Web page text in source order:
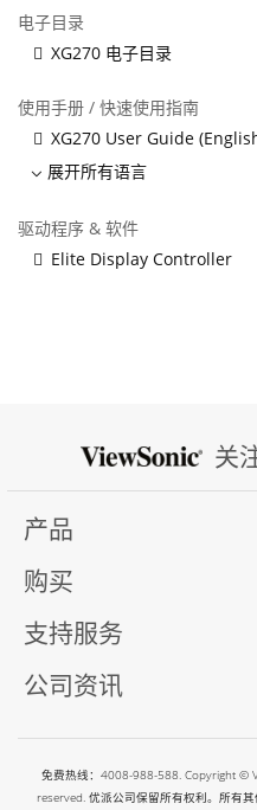
电子目录
XG270 电子目录
使用手册 / 快速使用指南
XG270 User Guide
展开所有语言
驱动程序 & 软件
Elite Display Controller
关
产品
购买
支持服务
公司资讯
免费热线：4008-988-588. Copyright ©
reserved. 优派公司保留所有权利。所有